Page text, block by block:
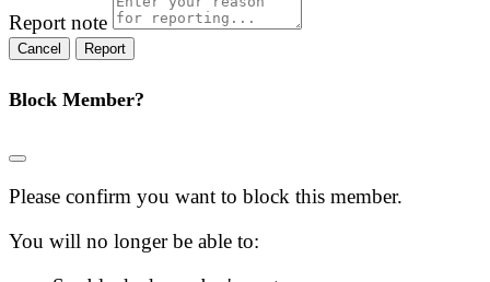
Report note
Report
Block Member?
Please confirm you want to block this member.
You will no longer be able to: